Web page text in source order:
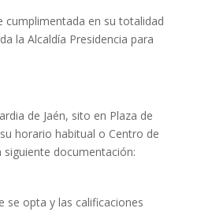
cumplimentada en su totalidad
la Alcaldía Presidencia para
de Jaén, sito en Plaza de
horario habitual o Centro de
documentación:
se opta y las calificaciones